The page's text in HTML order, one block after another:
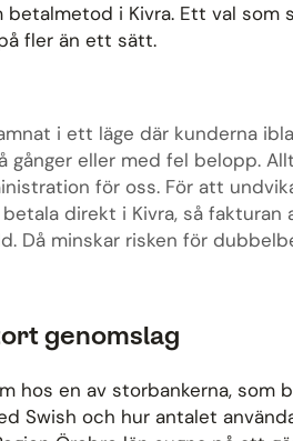
betalmetod i Kivra. Ett val som
fler än ett sätt.
i ett läge där kunderna
gånger eller med fel belopp.
för oss. För att
direkt i Kivra, så fakturan
Då minskar risken för
genomslag
hos en av storbankerna, som
Swish och hur antalet